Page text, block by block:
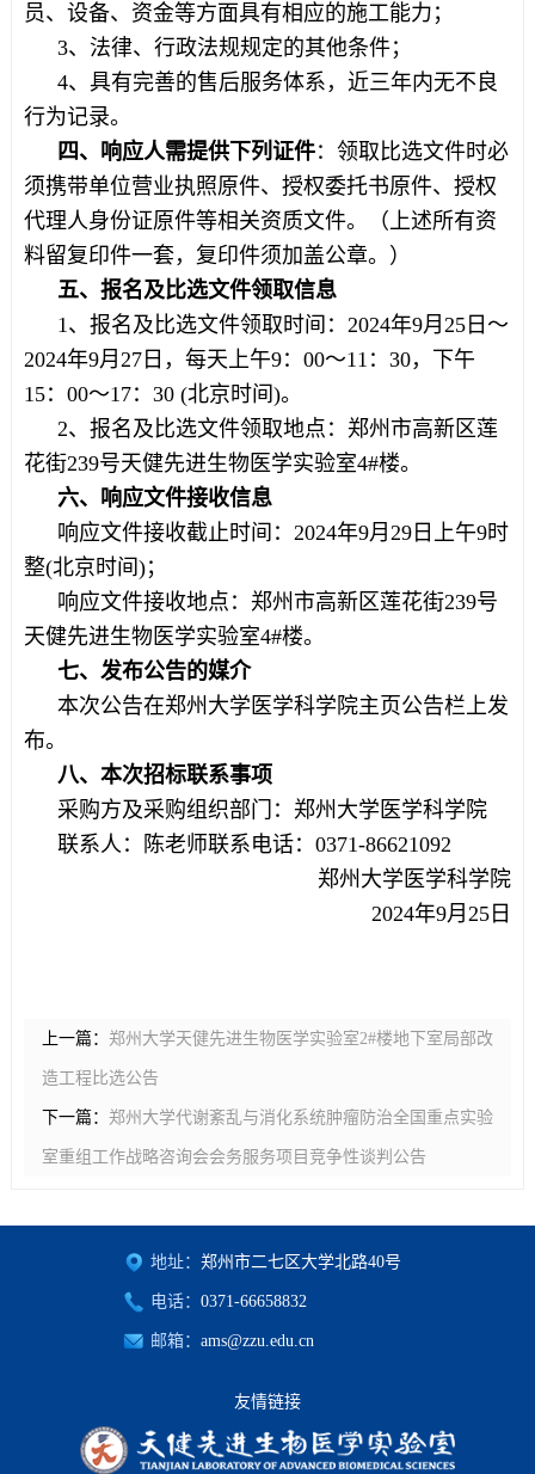
员、设备、资金等方面具有相应的施工能力；
3、法律、行政法规规定的其他条件；
4、具有完善的售后服务体系，近三年内无不良
行为记录。
四、响应人需提供下列证件：领取比选文件时必
须携带单位营业执照原件、授权委托书原件、授权
代理人身份证原件等相关资质文件。（上述所有资
料留复印件一套，复印件须加盖公章。）
五、报名及比选文件领取信息
1、报名及比选文件领取时间：2024年9月25日～
2024年9月27日，每天上午9：00～11：30，下午
15：00～17：30 (北京时间)。
2、报名及比选文件领取地点：郑州市高新区莲
花街239号天健先进生物医学实验室4#楼。
六、响应文件接收信息
响应文件接收截止时间：2024年9月29日上午9时
整(北京时间)；
响应文件接收地点：郑州市高新区莲花街239号
天健先进生物医学实验室4#楼。
七、发布公告的媒介
本次公告在郑州大学医学科学院主页公告栏上发
布。
八、本次招标联系事项
采购方及采购组织部门：郑州大学医学科学院
联系人：陈老师联系电话：0371-86621092
郑州大学医学科学院
2024年9月25日
上一篇： 郑州大学天健先进生物医学实验室2#楼地下室局部改
造工程比选公告
下一篇： 郑州大学代谢紊乱与消化系统肿瘤防治全国重点实验
室重组工作战略咨询会会务服务项目竞争性谈判公告
地址： 郑州市二七区大学北路40号
电话： 0371-66658832
邮箱： ams@zzu.edu.cn
友情链接